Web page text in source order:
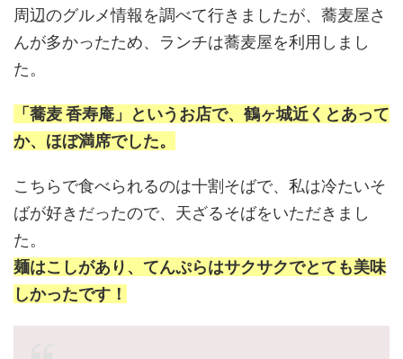
周辺のグルメ情報を調べて行きましたが、蕎麦屋さ
んが多かったため、ランチは蕎麦屋を利用しまし
た。
「蕎麦 香寿庵」というお店で、鶴ヶ城近くとあって
か、ほぼ満席でした。
こちらで食べられるのは十割そばで、私は冷たいそ
ばが好きだったので、天ざるそばをいただきまし
た。
麺はこしがあり、てんぷらはサクサクでとても美味
しかったです！